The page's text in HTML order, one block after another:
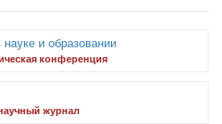
и образовании
конференция
журнал